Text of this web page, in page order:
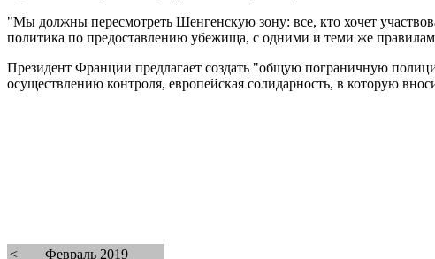
"Мы должны пересмотреть Шенгенскую зону: все, кто хочет
политика по предоставлению убежища, с одними и теми же
Президент Франции предлагает создать "общую пограничную
осуществлению контроля, европейская солидарность, в которую
<
Февраль 2019